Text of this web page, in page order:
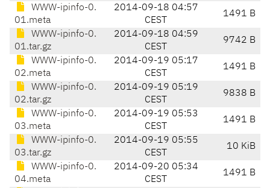
WWW-ipinfo-0.
01.meta
2014-09-18 04:57
CEST
1491 B
WWW-ipinfo-0.
01.tar.gz
2014-09-18 04:59
CEST
9742 B
WWW-ipinfo-0.
02.meta
2014-09-19 05:17
CEST
1491 B
WWW-ipinfo-0.
02.tar.gz
2014-09-19 05:19
CEST
9838 B
WWW-ipinfo-0.
03.meta
2014-09-19 05:53
CEST
1491 B
WWW-ipinfo-0.
03.tar.gz
2014-09-19 05:55
CEST
10 KiB
WWW-ipinfo-0.
04.meta
2014-09-20 05:34
CEST
1491 B